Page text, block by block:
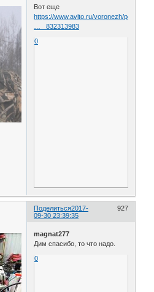
Вот еще
https://www.avito.ru/voronezh/
… _832313983
0
Поделиться 927
2017-
09-30 23:39:35
magnat277
Дим спасибо, то что надо.
0